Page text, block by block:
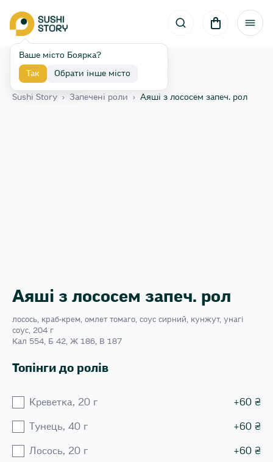
Ваше місто Боярка?
Так Обрати інше місто
Назад
Sushi Story › Запечені роли › Аяші з лососем запеч. рол
Аяші з лососем запеч. рол
лосось, краб-крем, омлет томаго, соус сирний, кунжут, унагі
соус, 204 г
Кал 554, Б 42, Ж 186, В 187
Топінги до ролів
Креветка, 20 г +60 ₴
Тунець, 40 г +60 ₴
Лосось, 20 г +60 ₴